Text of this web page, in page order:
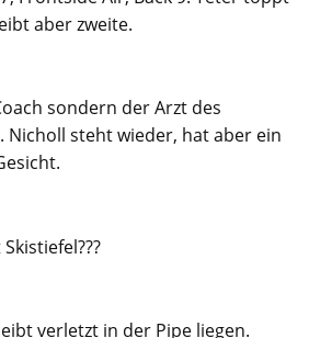
aber zweite.
sondern der Arzt des
Nicholl steht wieder, hat aber ein
verletzt in der Pipe liegen.